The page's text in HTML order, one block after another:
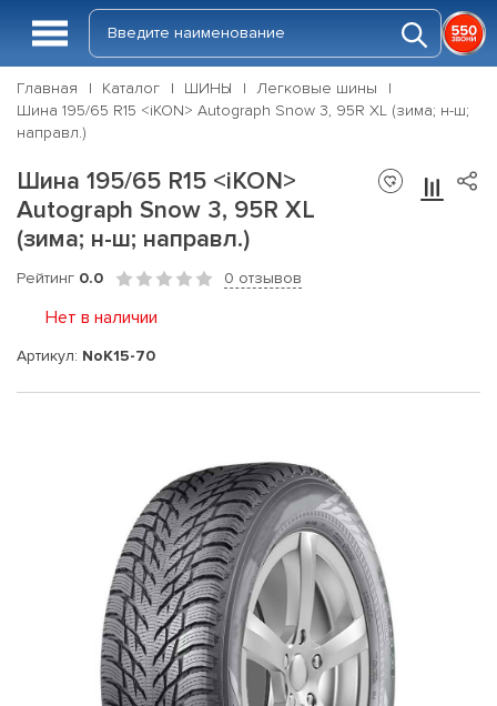
Главная Каталог ШИНЫ
Легковые шины
Шина 195/65 R15 <iKON> Autograph Snow 3, 95R XL (зима; н-ш;
направл.)
Шина 195/65 R15 <iKON>
Autograph Snow 3, 95R XL
(зима; н-ш; направл.)
Рейтинг 0.0 0 отзывов
Нет в наличии
Артикул: NoK15-70